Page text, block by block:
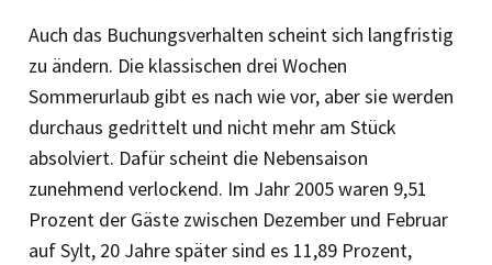
Auch das Buchungsverhalten scheint sich langfristig
zu ändern. Die klassischen drei Wochen
Sommerurlaub gibt es nach wie vor, aber sie werden
durchaus gedrittelt und nicht mehr am Stück
absolviert. Dafür scheint die Nebensaison
zunehmend verlockend. Im Jahr 2005 waren 9,51
Prozent der Gäste zwischen Dezember und Februar
auf Sylt, 20 Jahre später sind es 11,89 Prozent,